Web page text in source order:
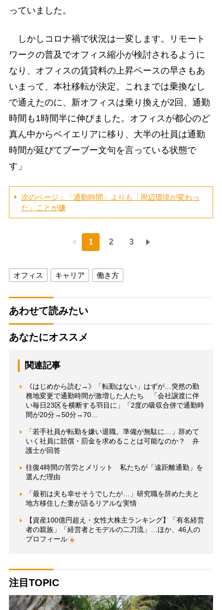
っていました。
しかしコロナ禍で状況は一変します。リモート
ワークの普及でオフィス縮小が検討されるように
なり、オフィスの賃貸料の上昇ペースの早さもあ
いまって、本社移転が決定。これまでは乗換なし
で通えたのに、新オフィスは乗り換えが2回、通勤
時間も1時間半に伸びました。オフィスが都心のど
真ん中からベイエリアに移り、大半の社員は通勤
時間が延びてブーブー文句を言っている状態で
す」
次のページ：「通勤時間」よりも「周辺環境が変わっ
た」ことが嫌
1 2 3
オフィス キャリア 働き方
あわせて読みたい
あなたにオススメ
関連記事
《はじめから読む→》「転勤はない」はずが…突然の勤
務地変更で通勤時間が激増した人たち 「会社譲渡に伴
い毎日23区を横断する羽目に」「2度の吸収合併で通勤時
間が20分→50分→70…
「若手社員が転勤を嫌い退職。準備が無駄に…」辞めて
いく社員に賠償・罰金を求めることは可能なのか？ 弁
護士が回答
往復4時間の苦労とメリット 私たちが「遠距離通勤」を
選んだ理由
「最初は夫も幸せそうでしたが…」研究職を辞めた夫と
地方移住した妻が語るリアルな実情
【資産100億円超え・女性大株主ランキング】「有名経営
者の親族」「経営者とモデルの二刀流」…ほか、46人の
プロフィール
注目TOPIC